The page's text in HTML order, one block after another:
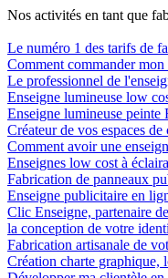
Nos activités en tant que
Le numéro 1 des tarifs de
Comment commander
Le professionnel de
Enseigne lumineuse low
Enseigne lumineuse
Créateur de vos espaces
Comment avoir une
Enseignes low cost à
Fabrication de panneaux
Enseigne publicitaire en
Clic Enseigne, partenaire
la conception de votre
Fabrication artisanale de
Création charte graphique,